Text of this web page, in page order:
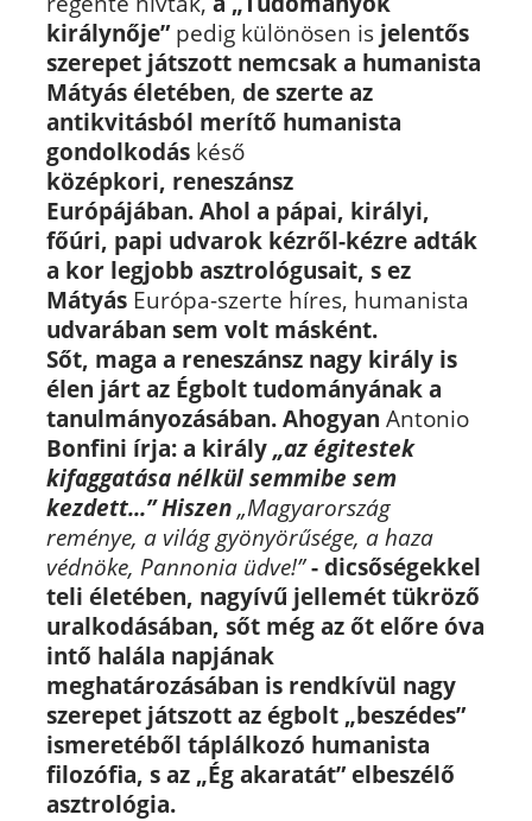
királynője”pedig különösen is jelentős
szerepet játszott nemcsak a humanista
Mátyás életében, de szerte az
antikvitásból merítő humanista
gondolkodáskéső
középkori, reneszánsz
Európájában. Ahol a pápai, királyi,
főúri, papi udvarok kézről-kézre adták
a kor legjobb asztrológusait, s ez
MátyásEurópa-szerte híres, humanista
udvarában sem volt másként.
Sőt, maga a reneszánsz nagy király is
élen járt az Égbolt tudományának a
tanulmányozásában. Ahogyan Antonio
Bonfini írja: a király „az égitestek
kifaggatása nélkül semmibe sem
kezdett...” Hiszen„Magyarország
reménye, a világ gyönyörűsége, a haza
védnöke, Pannonia üdve!” - dicsőségekkel
teli életében, nagyívű jellemét tükröző
uralkodásában, sőt még az őt előre óva
intő halála napjának
meghatározásában is rendkívül nagy
szerepet játszott az égbolt „beszédes”
ismeretéből táplálkozó humanista
filozófia, s az „Ég akaratát” elbeszélő
asztrológia.